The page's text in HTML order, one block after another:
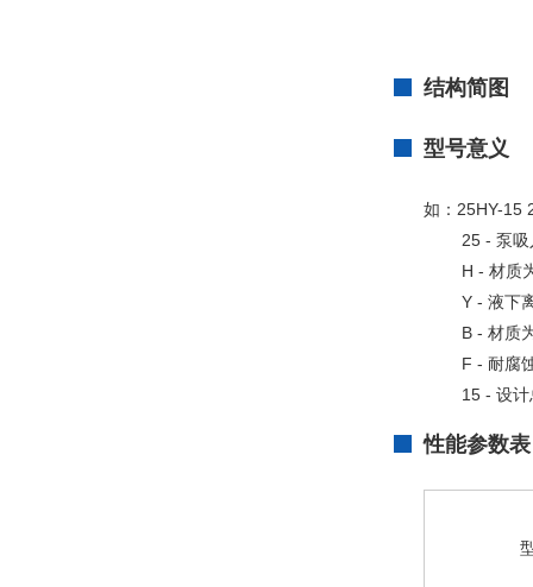
结构简图
型号意义
如： 25HY-15
25 - 泵吸
H - 材质
Y - 液下
B - 材质
F - 耐腐
15 - 设计
性能参数表